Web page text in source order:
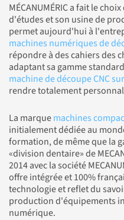
MÉCANUMÉRIC a fait le
d'études et son usine de
permet aujourd'hui à
machines numériques de
répondre à des cahiers des
adaptant sa gamme
machine de découpe CNC
rendre totalement
La marquemachines
initialement dédiée au
formation, de même que la
«division dentaire» de
2014 avec la société
offre intégrée et 100%
technologie et reflet du
production d'équipements
numérique.